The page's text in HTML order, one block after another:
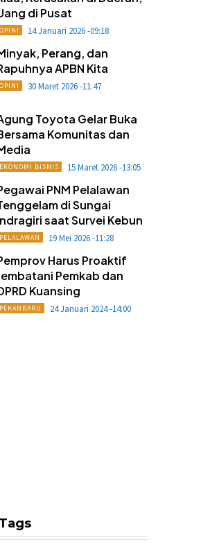
di Pusat
OPINI 14 Januari 2026 -09:18
Perang, dan
APBN Kita
OPINI 30 Maret 2026 -11:47
Toyota Gelar Buka
Komunitas dan
EKONOMI BISNIS 15 Maret 2026 -13:05
PNM Pelalawan
di Sungai
saat Survei Kebun
PELALAWAN 19 Mei 2026 -11:28
Harus Proaktif
Pemkab dan
Kuansing
PEKANBARU 24 Januari 2024 -14:00